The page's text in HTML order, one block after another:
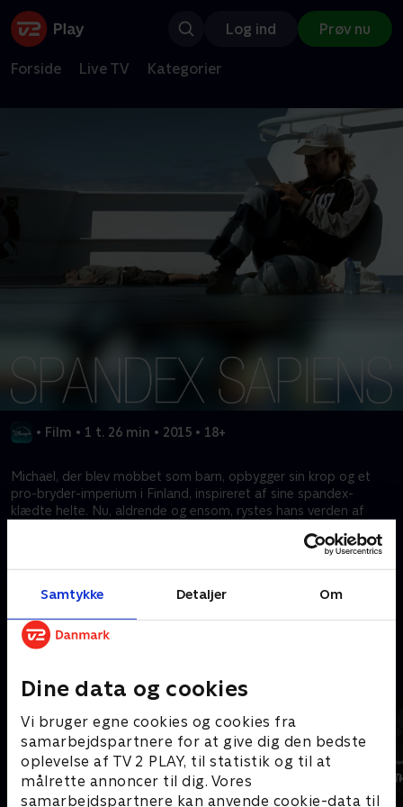
Samtykke Detaljer Om
Dine data og cookies
Vi bruger egne cookies og cookies fra
samarbejdspartnere for at give dig den bedste
oplevelse af TV 2 PLAY, til statistik og til at
målrette annoncer til dig. Vores
samarbejdspartnere kan anvende cookie-data til
Log ind Prøv nu
Forside Live TV Kategorier
• Film • 1 t. 26 min • 2015 • 18+
Michael, der blev mobbet som barn, opbygger sin krop og et
pro-bryder-imperium i Finland, inspireret af sine spandex-
klædte helte. Nu, aldrende og ensom, rystes hans verden af
kærlighed beslutter Michael at konfrontere sine egne
Kræver tilkøb
Mere indhold fra Disney+